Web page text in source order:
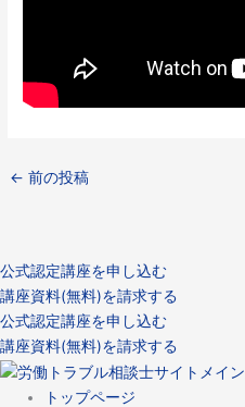
← 前の投稿
公式認定講座を申し込む
講座資料(無料)を請求する
公式認定講座を申し込む
講座資料(無料)を請求する
トップページ